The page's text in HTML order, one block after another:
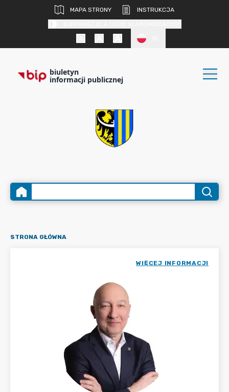
MAPA STRONY
INSTRUKCJA
biuletyn
informacji publicznej
STRONA GŁÓWNA
WIĘCEJ INFORMACJI